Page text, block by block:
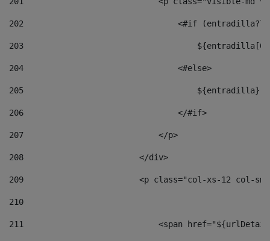
202
<#if
203
204
                                <#else>
205
                                    ${entradilla}
206
                                </#if>
207
                            </p>
208
                        </div>
209
<p class="col-xs-12 col-
210
211
<span